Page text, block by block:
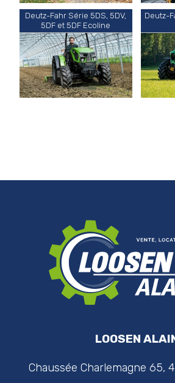
Deutz-Fahr Série 5DS, 5DV,
5DF et 5DF Ecoline
Deutz-
LOOSEN
Chaussée Charlemagne 65,